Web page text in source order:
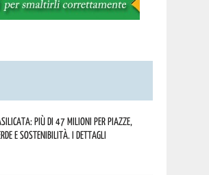
più di 47 milioni per piazze,
e sostenibilità. I dettagli